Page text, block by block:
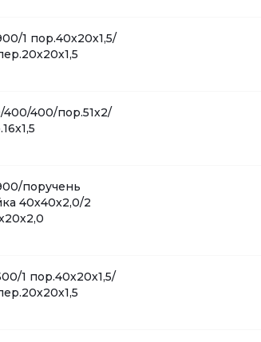
1 пор.40х20х1,5/
400/пор.51х2/
поручень
40х40х2,0/2
1 пор.40х20х1,5/